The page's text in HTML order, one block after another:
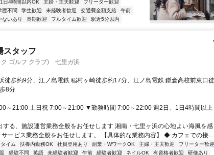
1日4時間以内OK 主婦・主夫歓迎
フリーター歓迎
歴不問 学生歓迎 未経験者歓迎 交通費全額支給
午前
ないあり 長期歓迎 フルタイム歓迎 駅近5分以内
スタッフ
ク ゴルフ クラブ) 七里ガ浜
徒歩約9分、江ノ島電鉄 稲村ヶ崎徒歩約17分、江ノ島電鉄 鎌倉高校前東口
8分
～21:00 土日祝 7:00～21:00 ▼勤務時間 7:00～22:00 週2日、1日4時間以上
る、施設運営業務全般をお任せします 湘南・七里ヶ浜の心地よい海風を感
ービス業務全般をお任せします。 【具体的な業務内容】 ◆ カフェでの接...
イム 扶養内勤務OK 社員登用あり 副業・WワークOK 主婦・主夫歓迎
フリーター歓迎
経験不問 英語 未経験者歓迎 午前 経験者歓迎 ネイルOK 有資格者歓迎 研修あり